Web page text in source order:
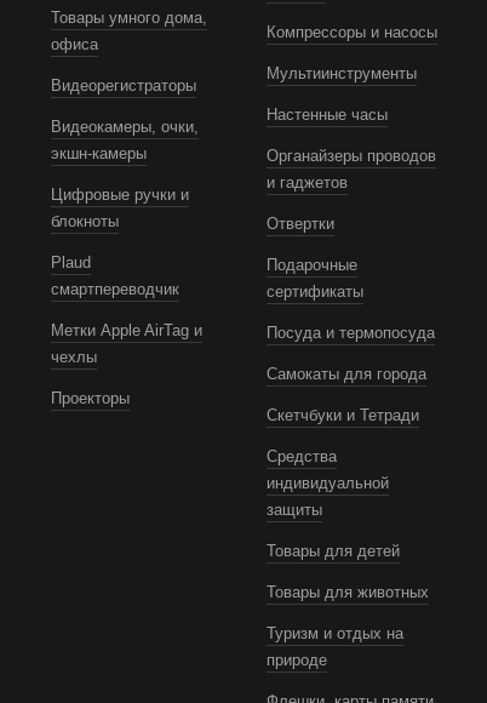
Товары умного дома,
офиса
Видеорегистраторы
Видеокамеры, очки,
экшн-камеры
Цифровые ручки и
блокноты
Plaud
смартпереводчик
Метки Apple AirTag и
чехлы
Проекторы
Компрессоры и насосы
Мультиинструменты
Настенные часы
Органайзеры проводов
и гаджетов
Отвертки
Подарочные
сертификаты
Посуда и термопосуда
Самокаты для города
Скетчбуки и Тетради
Средства
индивидуальной
защиты
Товары для детей
Товары для животных
Туризм и отдых на
природе